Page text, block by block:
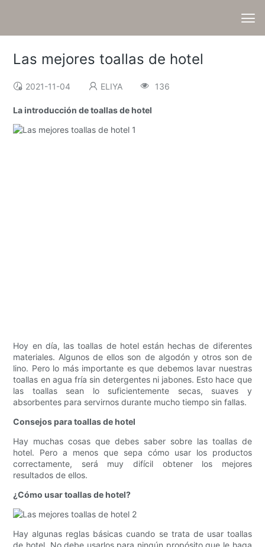
Las mejores toallas de hotel
2021-11-04 ELIYA 136
La introducción de toallas de hotel
Hoy en día, las toallas de hotel están hechas de diferentes
materiales. Algunos de ellos son de algodón y otros son de
lino. Pero lo más importante es que debemos lavar nuestras
toallas en agua fría sin detergentes ni jabones. Esto hace que
las toallas sean lo suficientemente secas, suaves y
absorbentes para servirnos durante mucho tiempo sin fallas.
Consejos para toallas de hotel
Hay muchas cosas que debes saber sobre las toallas de
hotel. Pero a menos que sepa cómo usar los productos
correctamente, será muy difícil obtener los mejores
resultados de ellos.
¿Cómo usar toallas de hotel?
Hay algunas reglas básicas cuando se trata de usar toallas